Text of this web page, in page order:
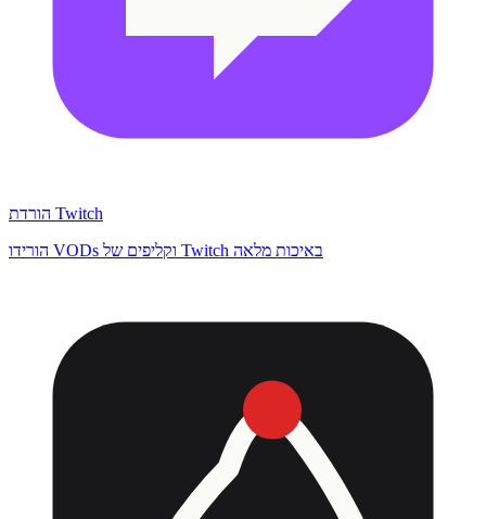
הורדת Twitch
הורידו VODs וקליפים של Twitch באיכות מלאה